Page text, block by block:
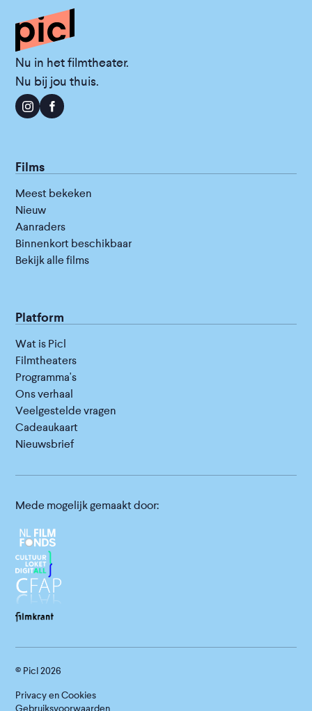
Nu in het filmtheater.
Nu bij jou thuis.
Films
Meest bekeken
Nieuw
Aanraders
Binnenkort beschikbaar
Bekijk alle films
Platform
Wat is Picl
Filmtheaters
Programma's
Ons verhaal
Veelgestelde vragen
Cadeaukaart
Nieuwsbrief
Mede mogelijk gemaakt door:
© Picl2026
Privacy en Cookies
Gebruiksvoorwaarden